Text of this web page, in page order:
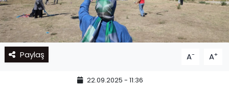
Paylaş A- A+
22.09.2025 - 11:36